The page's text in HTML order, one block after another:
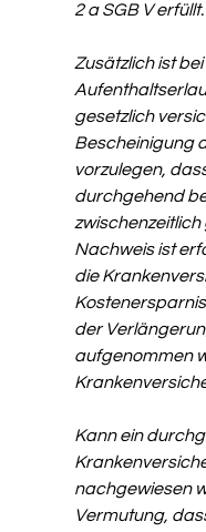
2 a SGB V erfüllt.
Zusätzlich ist
gesetzlich
Bescheinigung
vorzulegen,
durchgehend
Nachweis ist
die
der
aufgenommen
Kann ein
nachgewiesen
Vermutung,